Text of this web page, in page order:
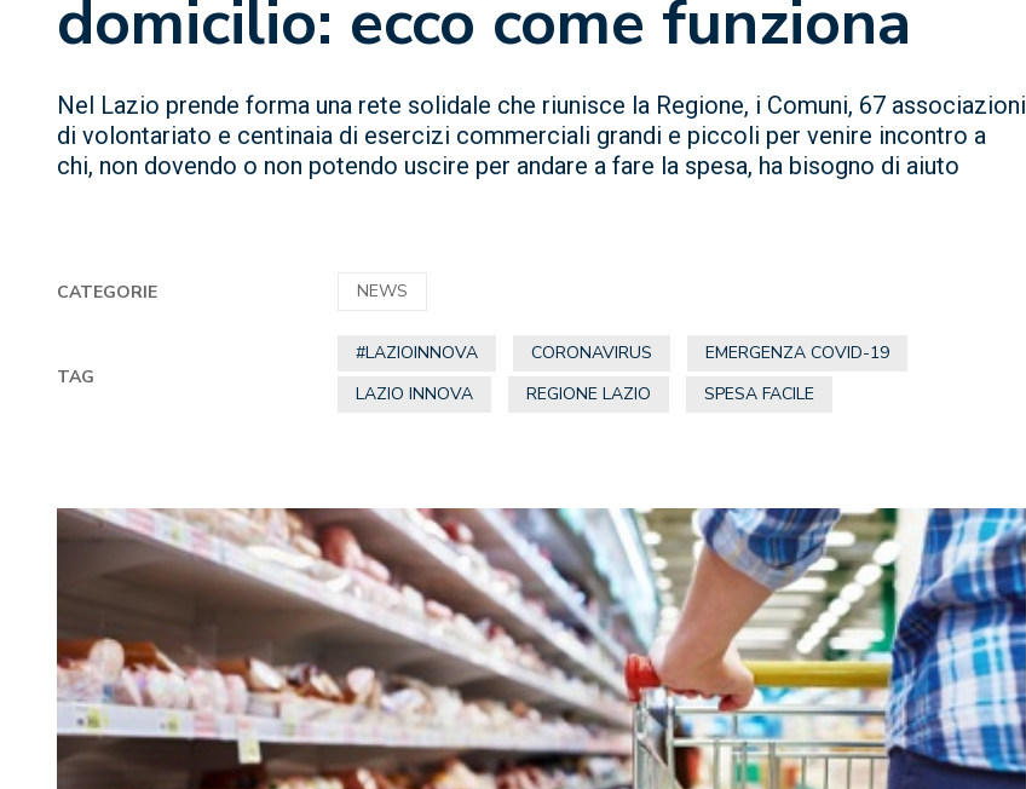
domicilio: ecco come funziona
Nel Lazio prende forma una rete solidale che riunisce la Regione, i Comuni, 67 associazioni
di volontariato e centinaia di esercizi commerciali grandi e piccoli per venire incontro a
chi, non dovendo o non potendo uscire per andare a fare la spesa, ha bisogno di aiuto
CATEGORIE NEWS
TAG
#LAZIOINNOVA CORONAVIRUS
EMERGENZA COVID-19
LAZIO INNOVA
REGIONE LAZIO SPESA FACILE